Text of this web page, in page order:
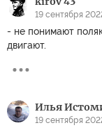
19 сентября
- не понимают
двигают.
Илья
19 сентября